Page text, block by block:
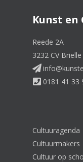
Kunst en
Reede 2A
3232 CV Brielle
0181 41 33
Cultuuragenda
Cultuurmakers
Cultuur op